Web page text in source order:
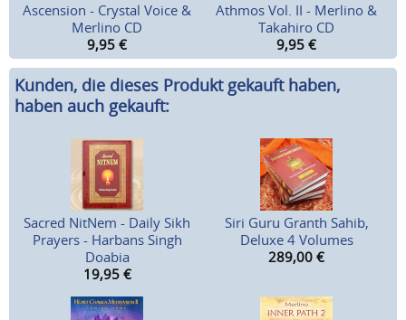
Ascension - Crystal Voice &
Merlino CD
9,95 €
Athmos Vol. II - Merlino &
Takahiro CD
9,95 €
Kunden, die dieses Produkt gekauft haben,
haben auch gekauft:
Sacred NitNem - Daily Sikh
Prayers - Harbans Singh
Doabia
19,95 €
Siri Guru Granth Sahib,
Deluxe 4 Volumes
289,00 €